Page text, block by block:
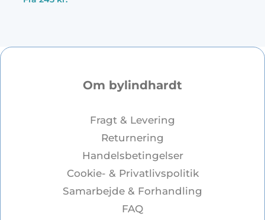
Om bylindhardt
Fragt & Levering
Returnering
Handelsbetingelser
Cookie- & Privatlivspolitik
Samarbejde & Forhandling
FAQ